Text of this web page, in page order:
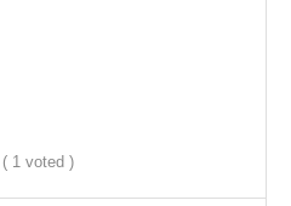
( 1 voted )